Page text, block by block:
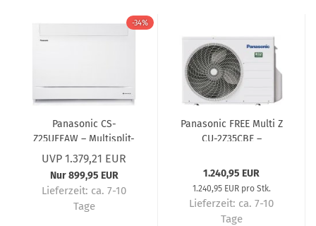
-34%
Panasonic CS-
Z25UFEAW – Multisplit-
Truhengerät 2,5 kW R32
– Multisplit-
Klimaanlage
UVP 1.379,21 EUR
Nur 899,95 EUR
Lieferzeit: ca. 7-10
Tage
Panasonic FREE Multi Z
CU-2Z35CBE –
Innengeräte 3,5 kW R32
– Multisplit-
Klimaanlage
1.240,95 EUR
1.240,95 EUR pro Stk.
Lieferzeit: ca. 7-10
Tage